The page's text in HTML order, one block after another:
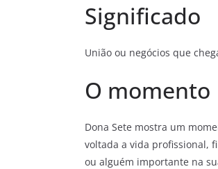
Significado
União ou negócios que
O momento
Dona Sete mostra um
voltada a vida profissional,
ou alguém importante na